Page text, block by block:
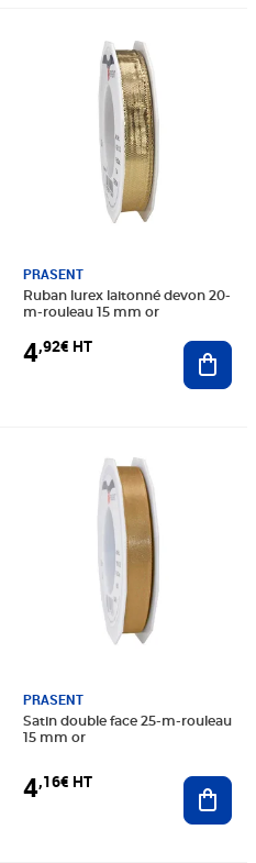
au panier
PRASENT
Ruban lurex laitonné devon 20-
m-rouleau 15 mm or
4,92€ HT
Prix 4,92€ HT
au panier
PRASENT
Satin double face 25-m-rouleau
15 mm or
4,16€ HT
Prix 4,16€ HT